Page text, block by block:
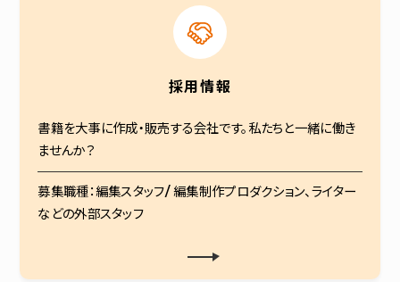
採用情報
書籍を大事に作成・販売する会社です。私たちと一緒に働き
ませんか？
募集職種：編集スタッフ/ 編集制作プロダクション、ライター
などの外部スタッフ